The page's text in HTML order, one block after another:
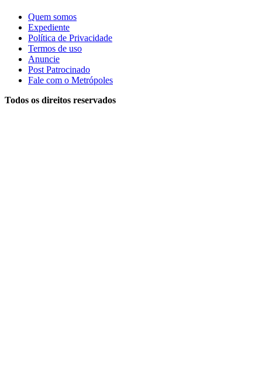
Quem somos
Expediente
Política de Privacidade
Termos de uso
Anuncie
Post Patrocinado
Fale com o Metrópoles
Todos os direitos reservados